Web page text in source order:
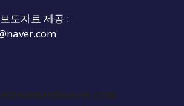
도자료 제공 :